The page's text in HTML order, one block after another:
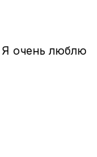
Я очень люблю